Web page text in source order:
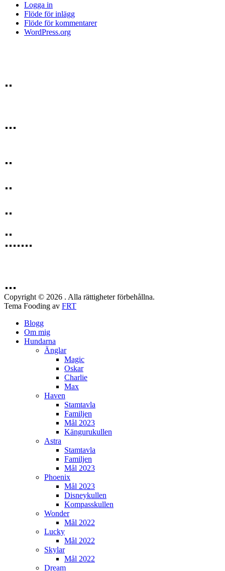
Logga in
Flöde för inlägg
Flöde för kommentarer
WordPress.org
Copyright © 2026 . Alla rättigheter förbehållna.
Tema Fooding av FRT
Blogg
Om mig
Hundarna
Änglar
Magic
Oskar
Charlie
Max
Haven
Stamtavla
Familjen
Mål 2023
Kängurukullen
Astra
Stamtavla
Familjen
Mål 2023
Phoenix
Mål 2023
Disneykullen
Kompasskullen
Wonder
Mål 2022
Lucky
Mål 2022
Skylar
Mål 2022
Dream